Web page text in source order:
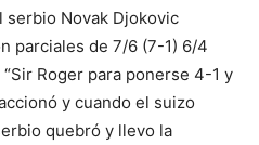
serbio Novak Djokovic
parciales de 7/6 (7-1) 6/4
Roger para ponerse 4-1 y
y cuando el suizo
quebró y llevo la